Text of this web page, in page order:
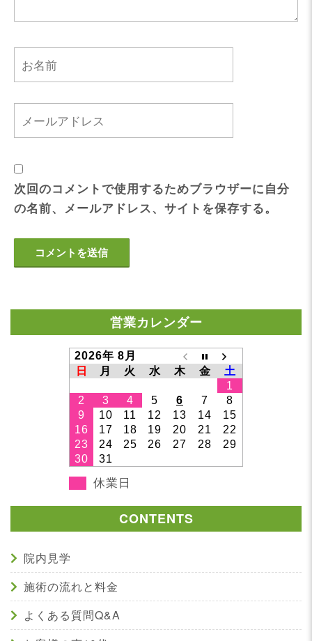
次回のコメントで使用するためブラウザーに自分
の名前、メールアドレス、サイトを保存する。
営業カレンダー
2026年 8月
日
月 火 水 木 金
土
1
2
3 4 5 6 7
8
9
10 11 12 13 14
15
16
17 18 19 20 21
22
23
24 25 26 27 28
29
30
31
休業日
CONTENTS
院内見学
施術の流れと料金
よくある質問Q&A